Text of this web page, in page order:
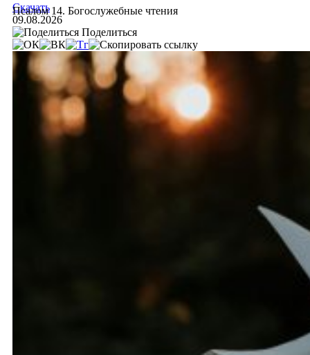
Псалом 14. Богослужебные чтения
Скачать
09.08.2026
Поделиться